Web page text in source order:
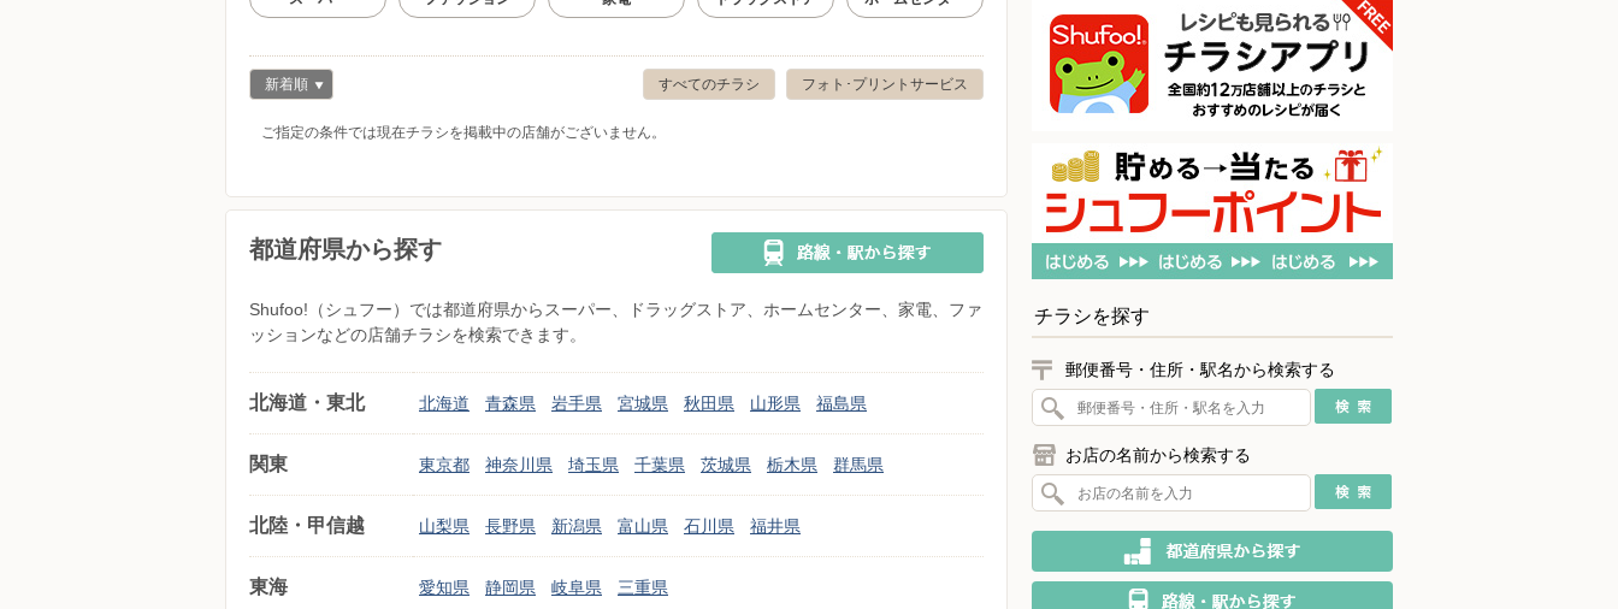
フォト･プリントサービス
すべてのチラシ
新着順
ご指定の条件では現在チラシを掲載中の店舗がございません。
都道府県から探す
Shufoo!（シュフー）では都道府県からスーパー、ドラッグストア、ホームセンター、家電、ファ
ッションなどの店舗チラシを検索できます。
北海道・東北 北海道 青森県 岩手県 宮城県 秋田県 山形県 福島県
関東 東京都 神奈川県 埼玉県 千葉県 茨城県 栃木県 群馬県
北陸・甲信越 山梨県 長野県 新潟県 富山県 石川県 福井県
東海 愛知県 静岡県 岐阜県 三重県
チラシを探す
郵便番号・住所・駅名から検索する
お店の名前から検索する